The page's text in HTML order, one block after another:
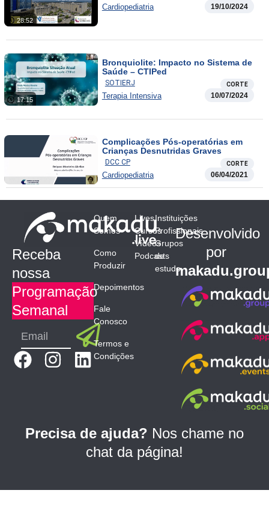
28:52
Cardiopediatria 19/10/2024
17:15
Bronquiolite: Impacto no Sistema de
Saúde – CTIPed
SOTIERJ CORTE
Terapia Intensiva 10/07/2024
Complicações Pós-operatórias em
Crianças Desnutridas Graves
DCC CP CORTE
Cardiopediatria 06/04/2021
Receba
nossa
Programação
Semanal
Email Submit
F
b
k
I
a
a
L
e
d
n
Quem
Somos
Como
Produzir
Depoimentos
Fale
Conosco
Termos e
Condições
Lives
Cursos
Vídeos
Podcasts
Instituições
Profissionais
Grupos
de
estudo
Desenvolvido
por
Precisa de ajuda? Nos chame no
chat da página!